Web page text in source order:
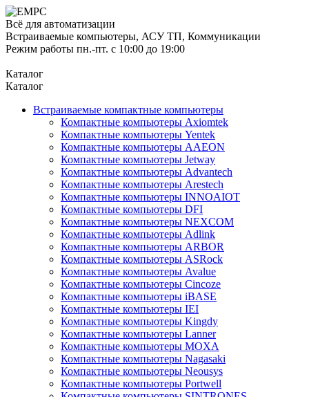
Всё для автоматизации
Встраиваемые компьютеры, АСУ ТП, Коммуникации
Режим работы пн.-пт. с 10:00 до 19:00
Каталог
Каталог
Встраиваемые компактные компьютеры
Компактные компьютеры Axiomtek
Компактные компьютеры Yentek
Компактные компьютеры AAEON
Компактные компьютеры Jetway
Компактные компьютеры Advantech
Компактные компьютеры Arestech
Компактные компьютеры INNOAIOT
Компактные компьютеры DFI
Компактные компьютеры NEXCOM
Компактные компьютеры Adlink
Компактные компьютеры ARBOR
Компактные компьютеры ASRock
Компактные компьютеры Avalue
Компактные компьютеры Cincoze
Компактные компьютеры iBASE
Компактные компьютеры IEI
Компактные компьютеры Kingdy
Компактные компьютеры Lanner
Компактные компьютеры MOXA
Компактные компьютеры Nagasaki
Компактные компьютеры Neousys
Компактные компьютеры Portwell